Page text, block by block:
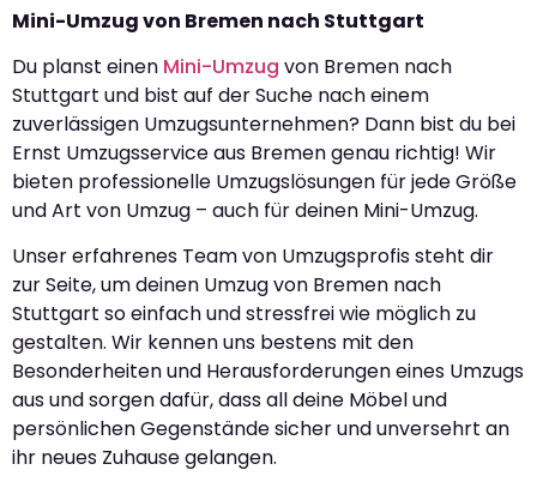
Mini-Umzug von Bremen nach Stuttgart
Du planst einen Mini-Umzug von Bremen nach
Stuttgart und bist auf der Suche nach einem
zuverlässigen Umzugsunternehmen? Dann bist du bei
Ernst Umzugsservice aus Bremen genau richtig! Wir
bieten professionelle Umzugslösungen für jede Größe
und Art von Umzug – auch für deinen Mini-Umzug.
Unser erfahrenes Team von Umzugsprofis steht dir
zur Seite, um deinen Umzug von Bremen nach
Stuttgart so einfach und stressfrei wie möglich zu
gestalten. Wir kennen uns bestens mit den
Besonderheiten und Herausforderungen eines Umzugs
aus und sorgen dafür, dass all deine Möbel und
persönlichen Gegenstände sicher und unversehrt an
ihr neues Zuhause gelangen.